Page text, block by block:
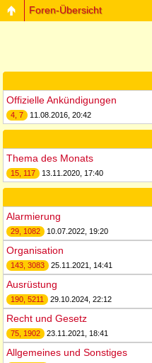
Foren-Übersicht
Offizielle Ankündigungen
4, 7 11.08.2016, 20:42
Thema des Monats
15, 117 13.11.2020, 17:40
Alarmierung
29, 1082 10.07.2022, 19:20
Organisation
143, 3083 25.11.2021, 14:41
Ausrüstung
190, 5211 29.10.2024, 22:12
Recht und Gesetz
75, 1902 23.11.2021, 18:41
Allgemeines und Sonstiges